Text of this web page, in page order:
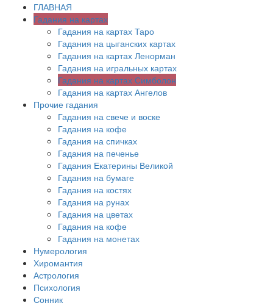
ГЛАВНАЯ
Гадания на картах
Гадания на картах Таро
Гадания на цыганских картах
Гадания на картах Ленорман
Гадания на игральных картах
Гадания на картах Симболон
Гадания на картах Ангелов
Прочие гадания
Гадания на свече и воске
Гадания на кофе
Гадания на спичках
Гадания на печенье
Гадания Екатерины Великой
Гадания на бумаге
Гадания на костях
Гадания на рунах
Гадания на цветах
Гадания на кофе
Гадания на монетах
Нумерология
Хиромантия
Астрология
Психология
Сонник